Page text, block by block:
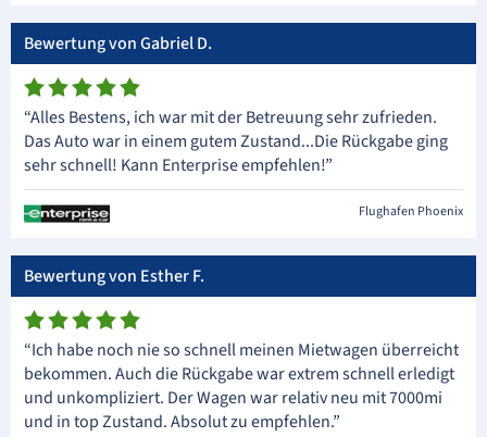
Bewertung von Gabriel D.
“Alles Bestens, ich war mit der Betreuung sehr zufrieden.
Das Auto war in einem gutem Zustand...Die Rückgabe ging
sehr schnell! Kann Enterprise empfehlen!”
Flughafen Phoenix
Bewertung von Esther F.
“Ich habe noch nie so schnell meinen Mietwagen überreicht
bekommen. Auch die Rückgabe war extrem schnell erledigt
und unkompliziert. Der Wagen war relativ neu mit 7000mi
und in top Zustand. Absolut zu empfehlen.”